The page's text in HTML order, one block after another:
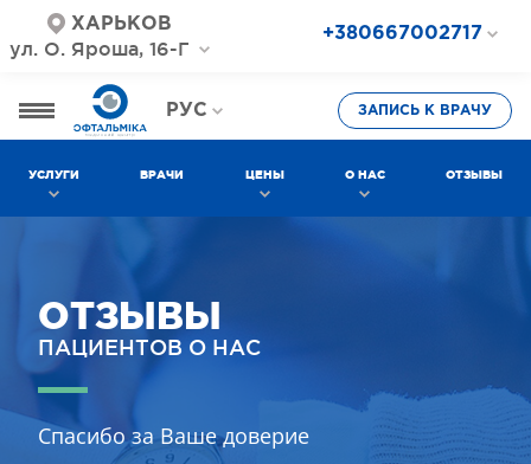
ХАРЬКОВ
ул. О. Яроша, 16-Г
+380667002717
+380577002717
РУС
УКР
ЗАПИСЬ К ВРАЧУ
УСЛУГИ ВРАЧИ ЦЕНЫ О НАС ОТЗЫВЫ
ОТЗЫВЫ
ПАЦИЕНТОВ О НАС
Спасибо за Ваше доверие